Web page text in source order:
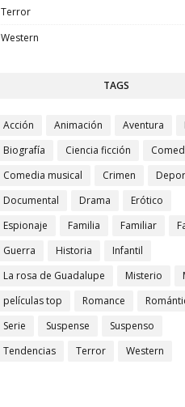
Terror
Western
TAGS
Acción Animación Aventura
Biografía
Ciencia ficción
Comedia musical
Crimen
Documental
Drama
Erótico
Espionaje
Familia Familiar
Guerra
Historia
Infantil
La rosa de Guadalupe
Misterio
películas top
Romance
Serie
Suspense
Suspenso
Tendencias
Terror Western